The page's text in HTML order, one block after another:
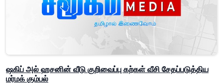
ஷகிப் அல் ஹசனின் வீடு குறிவைப்பு கற்கள் வீசி சேதப்படுத்திய
மர்மக் கும்பல்